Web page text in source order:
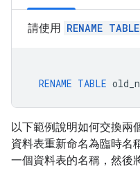
請使用 RENAME TABLE
RENAME TABLE
以下範例說明如何交換兩
資料表重新命名為臨時名
一個資料表的名稱，然後